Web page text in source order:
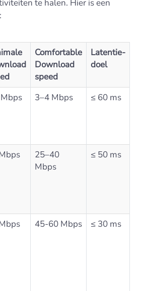
te halen. Hier is een
Comfortable
Download
speed
Latentie-
doel
3–4 Mbps ≤ 60 ms
25–40
Mbps
≤ 50 ms
45-60 Mbps ≤ 30 ms